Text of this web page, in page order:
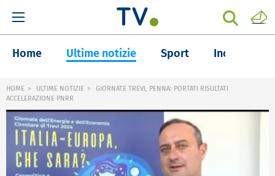
Home Ultime notizie Sport Inchieste
HOME ULTIME NOTIZIE
GIORNATE TREVI, PENNA: PORTATI RISULTATI
ACCELERAZIONE PNRR